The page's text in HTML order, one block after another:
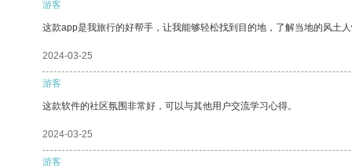
游客
这款app是我旅行的好帮手，让我能够轻松找到目的地，了解当地的风土
2024-03-25
游客
这款软件的社区氛围非常好，可以与其他用户交流学习心得。
2024-03-25
游客